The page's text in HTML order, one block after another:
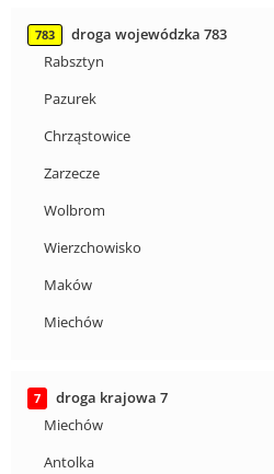
783
droga wojewódzka 783
Rabsztyn
Pazurek
Chrząstowice
Zarzecze
Wolbrom
Wierzchowisko
Maków
Miechów
7
droga krajowa 7
Miechów
Antolka